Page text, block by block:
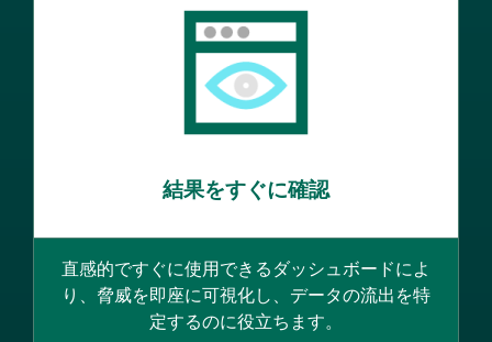
結果をすぐに確認
直感的ですぐに使用できるダッシュボードによ
り、脅威を即座に可視化し、データの流出を特
定するのに役立ちます。